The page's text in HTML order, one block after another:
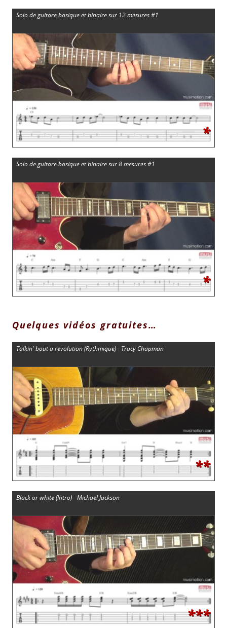
Solo de guitare basique et binaire sur 12 mesures #1
*
Solo de guitare basique et binaire sur 8 mesures #1
*
Quelques vidéos gratuites…
Talkin' bout a revolution (Rythmique) - Tracy Chapman
**
Black or white (Intro) - Michael Jackson
***